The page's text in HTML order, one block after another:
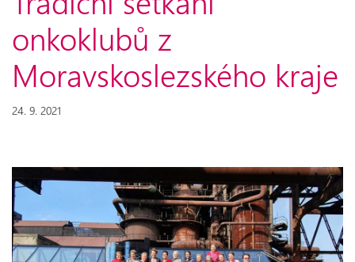
onkoklubů z
Moravskoslezského kraje
24. 9. 2021